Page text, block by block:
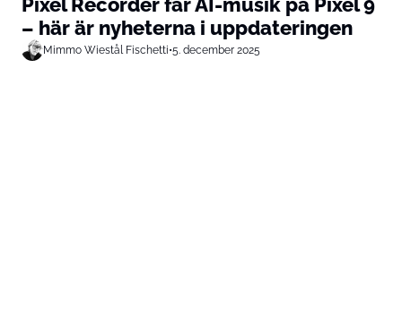
– här är nyheterna i uppdateringen
Mimmo Wiestål Fischetti•5. december 2025